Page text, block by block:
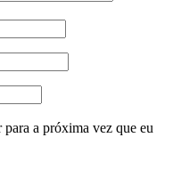
para a próxima vez que eu